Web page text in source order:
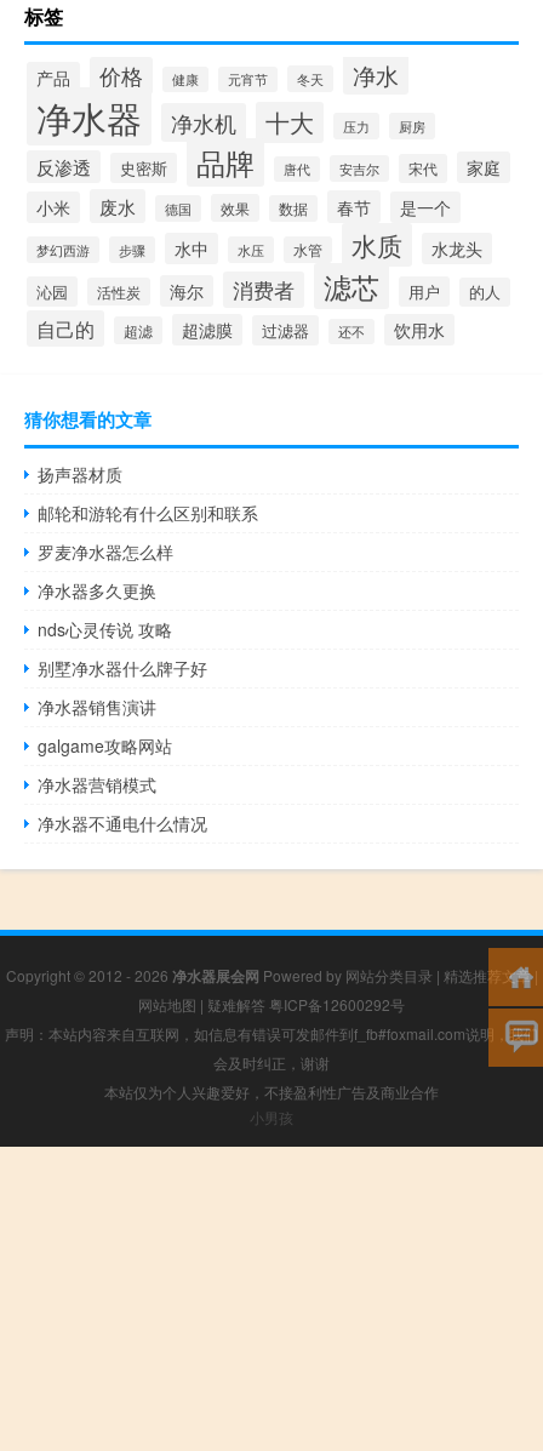
标签
产品 价格 健康 元宵节 冬天 净水
净水器 净水机 十大 压力 厨房
反渗透 史密斯 品牌 唐代 安吉尔 宋代
家庭
小米
废水 德国 效果 数据 春节 是一个
梦幻西游 步骤 水中 水压 水管 水质 水龙头
沁园 活性炭 海尔 消费者 滤芯 用户 的人
自己的 超滤 超滤膜 过滤器 还不 饮用水
猜你想看的文章
扬声器材质
邮轮和游轮有什么区别和联系
罗麦净水器怎么样
净水器多久更换
nds心灵传说 攻略
别墅净水器什么牌子好
净水器销售演讲
galgame攻略网站
净水器营销模式
净水器不通电什么情况
Copyright © 2012 - 2026 净水器展会网 Powered by 网站分类目录 | 精选推荐文章|
网站地图 | 疑难解答 粤ICP备12600292号
声明：本站内容来自互联网，如信息有错误可发邮件到f_fb#foxmail.com说明，我们
会及时纠正，谢谢
本站仅为个人兴趣爱好，不接盈利性广告及商业合作
小男孩